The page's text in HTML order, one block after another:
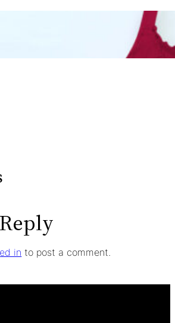
Mengintip Kepribadian
Wanita Dari Warna Bra
in to post a comment.